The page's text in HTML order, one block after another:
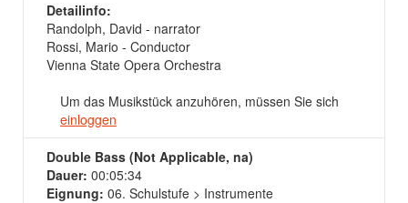
Detailinfo:
Randolph, David - narrator
Rossi, Mario - Conductor
Vienna State Opera Orchestra
Um das Musikstück anzuhören, müssen Sie sich
einloggen
Double Bass (Not Applicable, na)
Dauer: 00:05:34
Eignung: 06. Schulstufe > Instrumente